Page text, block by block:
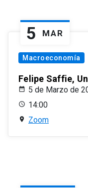
5 MAR
Macroeconomía
Felipe Saffie,
5 de Marzo de
14:00
Zoom